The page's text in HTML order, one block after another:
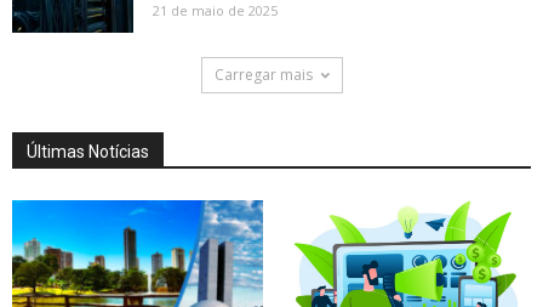
21 de maio de 2025
Carregar mais
Últimas Notícias